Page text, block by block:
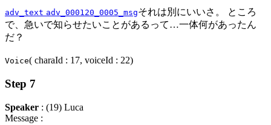
adv_text adv_000120_0005_msgそれは別にいいさ。 ところ
で、急いで知らせたいことがあるって…一体何があったん
だ？
Voice( charaId : 17, voiceId : 22)
Step 7
Speaker : (19) Luca
Message :